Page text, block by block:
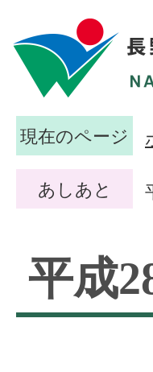
現在のページ
あしあと
平成